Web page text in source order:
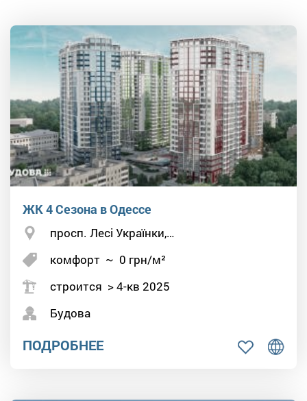
ЖК 4 Сезона в Одессе
просп. Лесі Українки,…
комфорт ~ 0 грн/м²
строится > 4-кв 2025
Будова
ПОДРОБНЕЕ